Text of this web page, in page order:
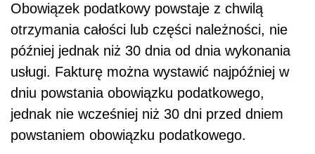
Obowiązek podatkowy powstaje z chwilą
otrzymania całości lub części należności, nie
później jednak niż 30 dnia od dnia wykonania
usługi. Fakturę można wystawić najpóźniej w
dniu powstania obowiązku podatkowego,
jednak nie wcześniej niż 30 dni przed dniem
powstaniem obowiązku podatkowego.